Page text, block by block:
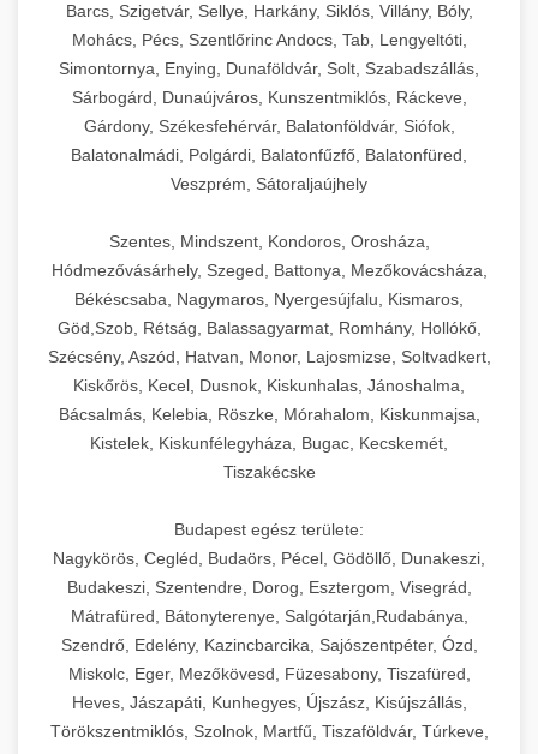
Barcs, Szigetvár, Sellye, Harkány, Siklós, Villány, Bóly,
Mohács, Pécs, Szentlőrinc Andocs, Tab, Lengyeltóti,
Simontornya, Enying, Dunaföldvár, Solt, Szabadszállás,
Sárbogárd, Dunaújváros, Kunszentmiklós, Ráckeve,
Gárdony, Székesfehérvár, Balatonföldvár, Siófok,
Balatonalmádi, Polgárdi, Balatonfűzfő, Balatonfüred,
Veszprém, Sátoraljaújhely
Szentes, Mindszent, Kondoros, Orosháza,
Hódmezővásárhely, Szeged, Battonya, Mezőkovácsháza,
Békéscsaba, Nagymaros, Nyergesújfalu, Kismaros,
Göd,Szob, Rétság, Balassagyarmat, Romhány, Hollókő,
Szécsény, Aszód, Hatvan, Monor, Lajosmizse, Soltvadkert,
Kiskőrös, Kecel, Dusnok, Kiskunhalas, Jánoshalma,
Bácsalmás, Kelebia, Röszke, Mórahalom, Kiskunmajsa,
Kistelek, Kiskunfélegyháza, Bugac, Kecskemét,
Tiszakécske
Budapest egész területe:
Nagykörös, Cegléd, Budaörs, Pécel, Gödöllő, Dunakeszi,
Budakeszi, Szentendre, Dorog, Esztergom, Visegrád,
Mátrafüred, Bátonyterenye, Salgótarján,Rudabánya,
Szendrő, Edelény, Kazincbarcika, Sajószentpéter, Ózd,
Miskolc, Eger, Mezőkövesd, Füzesabony, Tiszafüred,
Heves, Jászapáti, Kunhegyes, Újszász, Kisújszállás,
Törökszentmiklós, Szolnok, Martfű, Tiszaföldvár, Túrkeve,